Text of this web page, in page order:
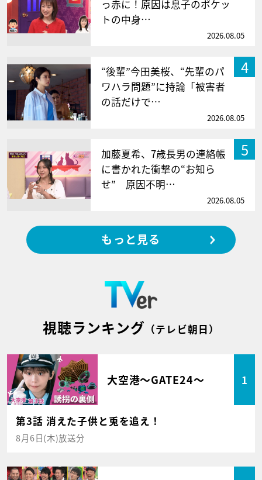
っ赤に！原因は息子のポケッ
トの中身…
2026.08.05
4
“後輩”今田美桜、“先輩のパ
ワハラ問題”に持論「被害者
の話だけで…
2026.08.05
5
加藤夏希、7歳長男の連絡帳
に書かれた衝撃の“お知ら
せ” 原因不明…
2026.08.05
もっと見る
視聴ランキング （テレビ朝日）
大空港～GATE24～ 1
第3話 消えた子供と兎を追え！
8月6日(木)放送分